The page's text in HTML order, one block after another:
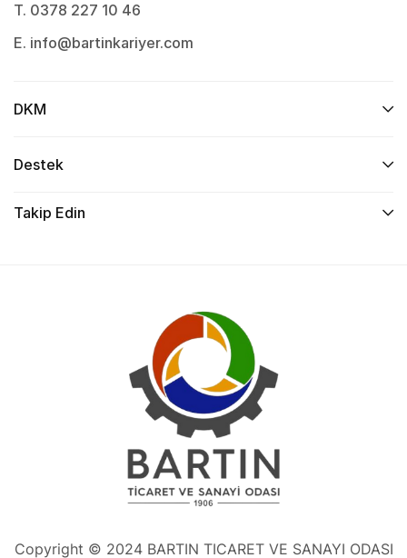
T. 0378 227 10 46
E. info@bartinkariyer.com
DKM
Destek
Takip Edin
Copyright © 2024 BARTIN TICARET VE SANAYI ODASI